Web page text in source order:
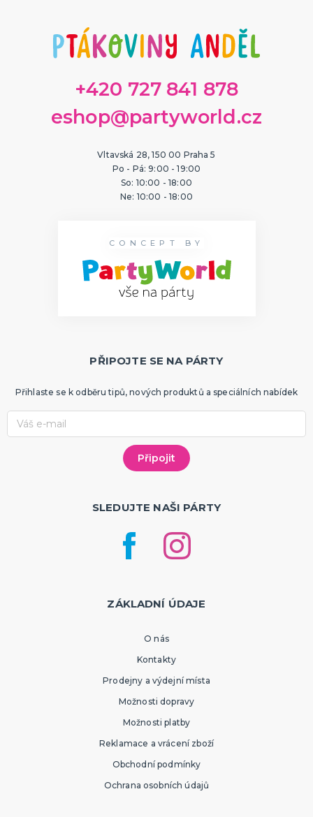
Hrnečky
Přáníčka
Kanadské žertíky
PRO SPORTOVNÍ FANOUŠKY
+420 727 841 878
eshop@partyworld.cz
Vltavská 28, 150 00 Praha 5
Po - Pá: 9:00 - 19:00
So: 10:00 - 18:00
Ne: 10:00 - 18:00
CONCEPT BY
PŘIPOJTE SE NA PÁRTY
Přihlaste se k odběru tipů, nových produktů a speciálních nabídek
SLEDUJTE NAŠI PÁRTY
ZÁKLADNÍ ÚDAJE
O nás
Kontakty
Prodejny a výdejní místa
Možnosti dopravy
Možnosti platby
Reklamace a vrácení zboží
Obchodní podmínky
Ochrana osobních údajů